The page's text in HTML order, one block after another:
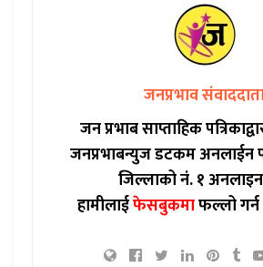
जनप्रभाव
जन प्रभाब साप्ताहिक
जनप्रभाबन्युज डटकम अनलाईन
जिल्लाको नं. १ अनलाइन
हामीलाईफेसबुकमाफल्लो